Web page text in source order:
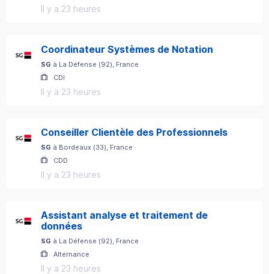
Il y a 23 heures
Coordinateur Systèmes de Notation
SG à La Défense (92), France
CDI
Il y a 23 heures
Conseiller Clientèle des Professionnels
SG à Bordeaux (33), France
CDD
Il y a 23 heures
Assistant analyse et traitement de
données
SG à La Défense (92), France
Alternance
Il y a 23 heures